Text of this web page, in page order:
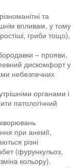
та
впливам, у тому
гриби тощо),
– прояви,
дискомфорт у
небезпечних
органами і
патологічний
при анемії,
різні
(фурункульоз,
кольору).